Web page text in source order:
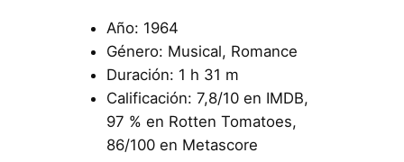
Año: 1964
Género: Musical, Romance
Duración: 1 h 31 m
Calificación: 7,8/10 en IMDB,
97 % en Rotten Tomatoes,
86/100 en Metascore